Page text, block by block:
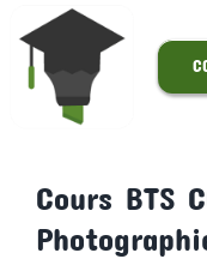
Passer
contenu
S’INSCRIRE
Cours BTS